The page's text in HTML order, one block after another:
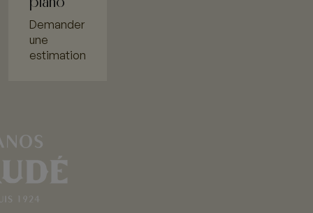
Demander
une
estimation